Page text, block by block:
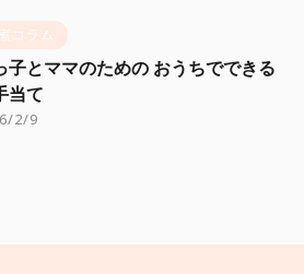
コラム
子とママのための おうちでできる
当て
2/9